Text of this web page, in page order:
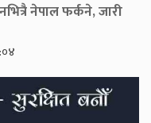
नेपाल फर्कने, जारी